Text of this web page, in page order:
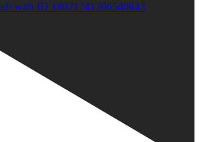
with ID 18021741206540843